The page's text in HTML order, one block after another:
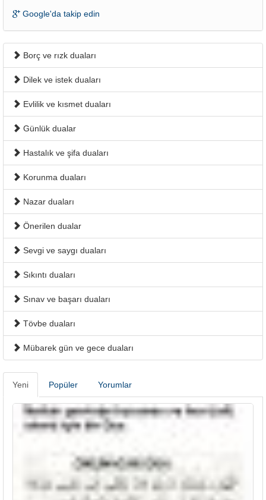
Google'da takip edin
Borç ve rızk duaları
Dilek ve istek duaları
Evlilik ve kısmet duaları
Günlük dualar
Hastalık ve şifa duaları
Korunma duaları
Nazar duaları
Önerilen dualar
Sevgi ve saygı duaları
Sıkıntı duaları
Sınav ve başarı duaları
Tövbe duaları
Mübarek gün ve gece duaları
Yeni Popüler Yorumlar